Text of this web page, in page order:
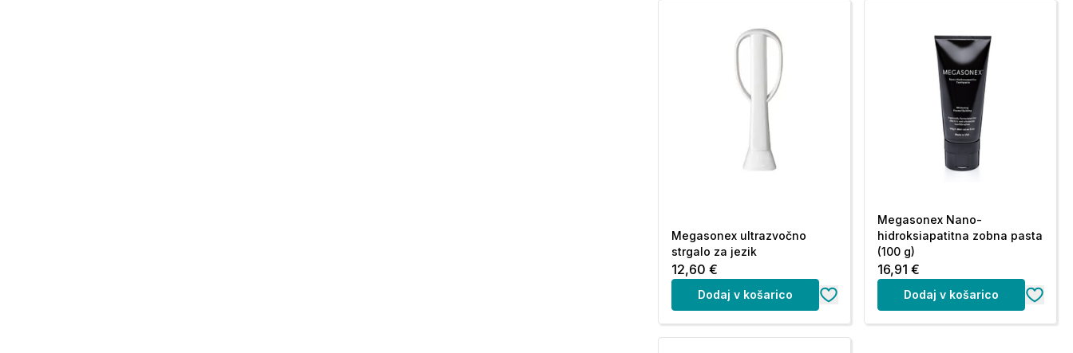
Megasonex ultrazvočno
strgalo za jezik
12,60 €
Dodaj v košarico
Megasonex Nano-
hidroksiapatitna zobna pasta
(100 g)
16,91 €
Dodaj v košarico